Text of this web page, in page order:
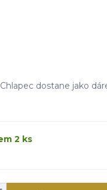
dostane jako
2 ks